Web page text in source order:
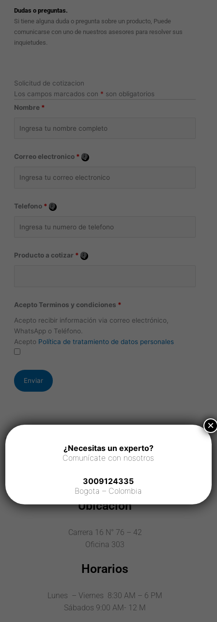
Dudas o preguntas.
Si tiene alguna duda o pregunta sobre un producto, Puede
comunicarse con uno de nuestros asesores para resolver sus
inquietudes.
Solicitud de cotizacion
Los campos marcados con * son obligatorios
Nombre *
Correo electronico *
Telefono *
Producto a cotizar *
Acepto Terminos y condiciones *
Acepto recibir información vi­a correo electrónico,
WhatsApp o Teléfono.
Acepto Política de tratamiento de datos personales
Ubicación
Carrera 16 N° 76 – 42
Oficina 303
Horarios
Lunes – Viernes 8:30 AM – 6 PM
Sábados 9:00 AM- 12 M
¿Necesitas un experto?
Comunícate con nosotros
3009124335
Bogota – Colombia
×